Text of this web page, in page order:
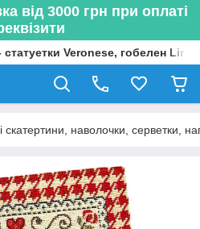
від 3000 грн при оплаті
Veronese, гобелен
скатертини, наволочки, серветки,